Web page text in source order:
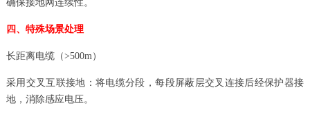
确保接地网连续性。
四、特殊场景处理
长距离电缆（>500m）
采用交叉互联接地：将电缆分段，每段屏蔽层交叉连接后经保护器接
地，消除感应电压。